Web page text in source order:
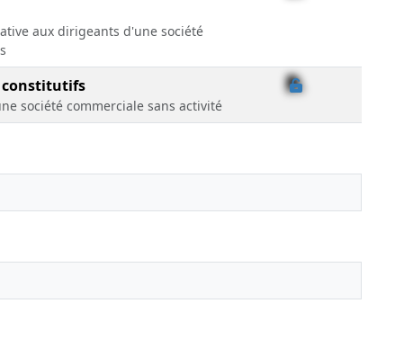
aux dirigeants d'une société
constitutifs
société commerciale sans activité